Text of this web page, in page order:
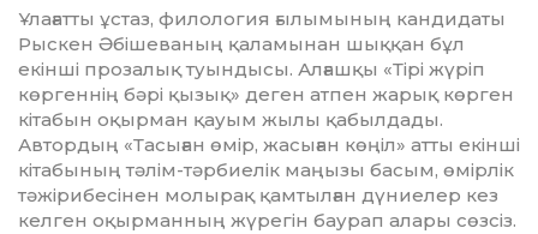
Ұлағатты ұстаз, филология ғылымы­ның кандидаты
Рыскен Әбішева­ның қала­мы­нан шыққан бұл
екінші прозалық туындысы. Алғашқы «Тірі жүріп
көргеннің бәрі қызық» деген атпен жарық көрген
кітабын оқырман қауым жылы қабылдады.
Автордың «Тасыған өмір, жасыған көңіл» атты екінші
кітабының тәлім-тәр­­биелік маңызы басым, өмірлік
тәжіри­бесінен молырақ қамтылған дү­ниелер кез
келген оқырманның жүрегін баурап алары сөзсіз.